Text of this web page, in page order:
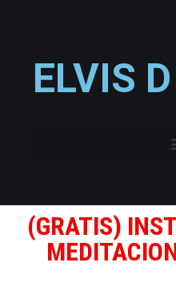
ELVIS
(GRATIS)